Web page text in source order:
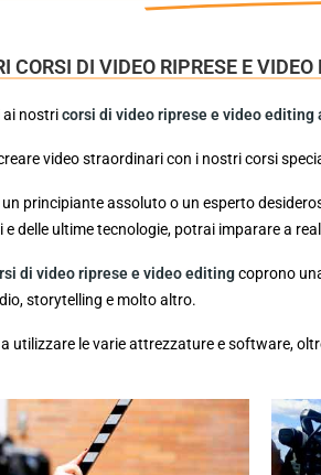
CORSI DI VIDEO RIPRESE E VIDEO
ai nostricorsi di video riprese e video editing
video straordinari con i nostri corsi
principiante assoluto o un esperto
e delle ultime tecnologie, potrai imparare a
di video riprese e video editingcoprono
storytelling e molto altro.
utilizzare le varie attrezzature e software,